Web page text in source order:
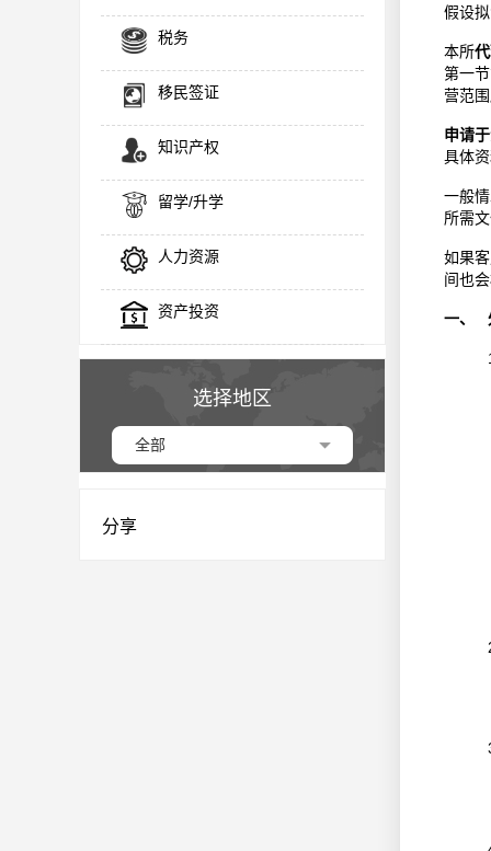
假设
本所
第一
营范
申请
具体
一般
所需
如果
间也
一、
税务
移民签证
知识产权
留学/升学
人力资源
资产投资
选择地区
全部
分享